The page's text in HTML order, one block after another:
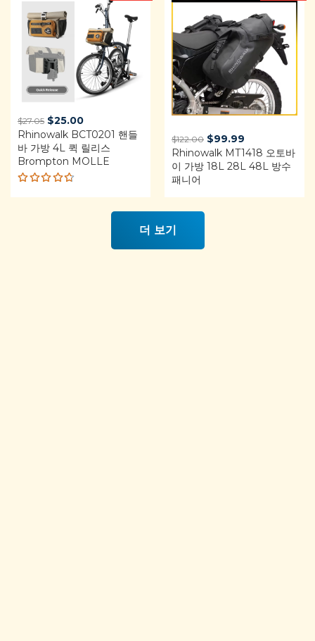
$27.05 Original
price
was:
$27.05.
$25.00Current
price
is:
$25.00.
Rhinowalk BCT0201 핸들
바 가방 4L 퀵 릴리스
Brompton MOLLE
Rated
$122.00 Original
price
was:
$99.99
price
is:
Rhinowalk MT1418 오토바
이 가방 18L 28L 48L 방수
패니어
더 보기